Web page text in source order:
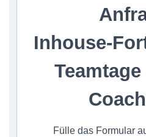
Inhouse-
Fülle das Formular